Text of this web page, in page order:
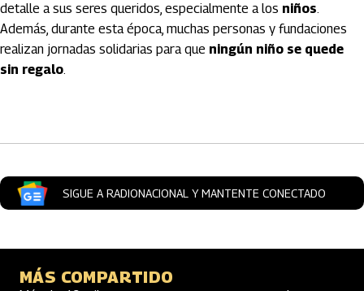
detalle a sus seres queridos, especialmente a los niños.
Además, durante esta época, muchas personas y fundaciones
realizan jornadas solidarias para que ningún niño se quede
sin regalo.
SIGUE A RADIONACIONAL Y MANTENTE CONECTADO
MÁS COMPARTIDO